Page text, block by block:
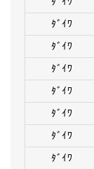
ﾀﾞｲﾜ
ﾀﾞｲﾜ
ﾀﾞｲﾜ
ﾀﾞｲﾜ
ﾀﾞｲﾜ
ﾀﾞｲﾜ
ﾀﾞｲﾜ